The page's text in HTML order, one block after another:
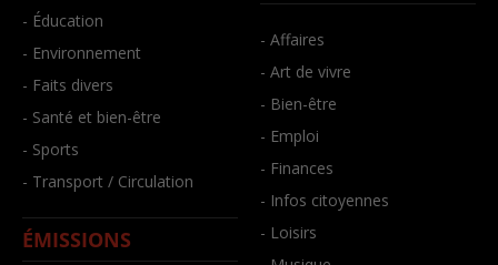
- Éducation
- Environnement
- Faits divers
- Santé et bien-être
- Sports
- Transport / Circulation
ÉMISSIONS
- Affaires
- Art de vivre
- Bien-être
- Emploi
- Finances
- Infos citoyennes
- Loisirs